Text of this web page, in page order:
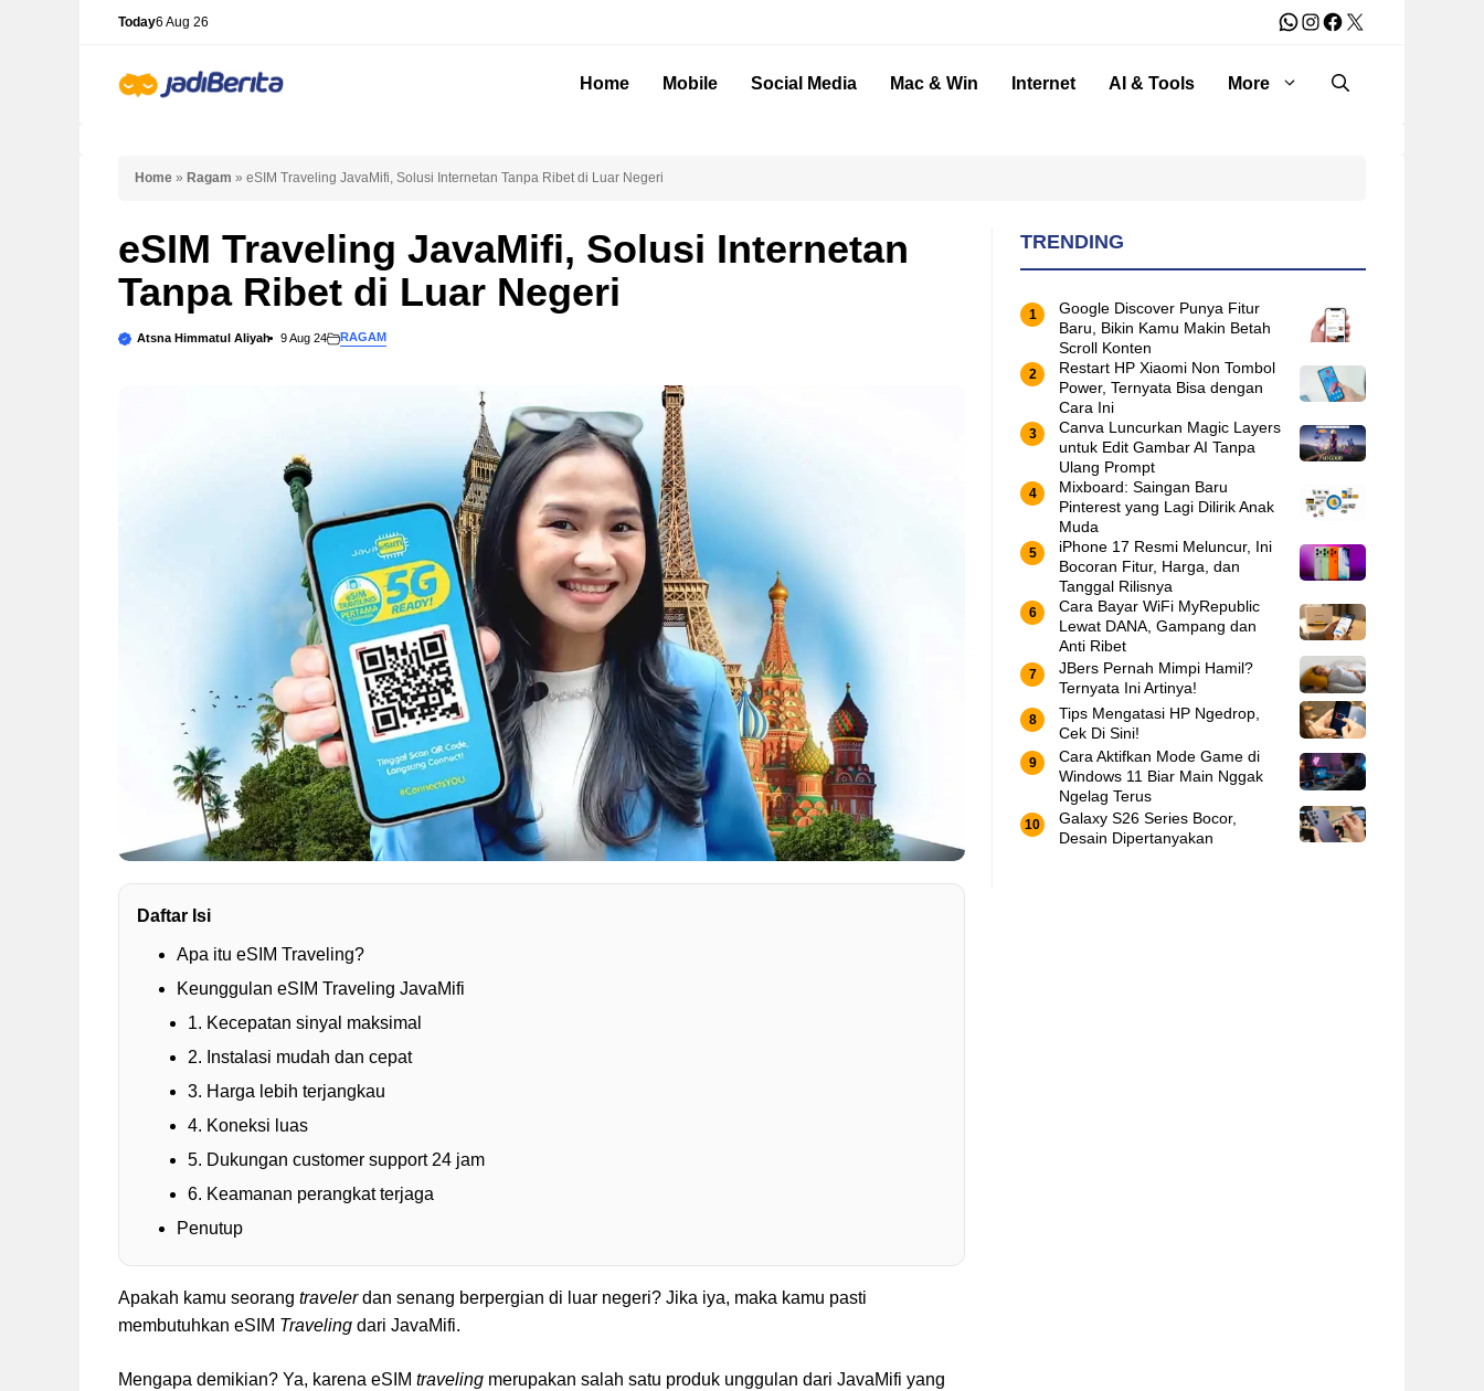
Today6 Aug 26 WhatsApp
Instagram
Facebook
X
Home Mobile Social Media Mac & Win Internet AI & Tools More
Home » Ragam » eSIM Traveling JavaMifi, Solusi Internetan Tanpa Ribet di Luar Negeri
eSIM Traveling JavaMifi, Solusi Internetan
Tanpa Ribet di Luar Negeri
Atsna Himmatul Aliyah 9 Aug 24 RAGAM
Daftar Isi
Apa itu eSIM Traveling?
Keunggulan eSIM Traveling JavaMifi
1. Kecepatan sinyal maksimal
2. Instalasi mudah dan cepat
3. Harga lebih terjangkau
4. Koneksi luas
5. Dukungan customer support 24 jam
6. Keamanan perangkat terjaga
Penutup
Apakah kamu seorang travelerdan senang berpergian di luar negeri? Jika iya, maka kamu pasti
membutuhkan eSIM Traveling dari JavaMifi.
Mengapa demikian? Ya, karena eSIM traveling merupakan salah satu produk unggulan dari JavaMifi yang
TRENDING
Google Discover Punya Fitur
Baru, Bikin Kamu Makin Betah
Scroll Konten
Restart HP Xiaomi Non Tombol
Power, Ternyata Bisa dengan
Cara Ini
Canva Luncurkan Magic Layers
untuk Edit Gambar AI Tanpa
Ulang Prompt
Mixboard: Saingan Baru
Pinterest yang Lagi Dilirik Anak
Muda
iPhone 17 Resmi Meluncur, Ini
Bocoran Fitur, Harga, dan
Tanggal Rilisnya
Cara Bayar WiFi MyRepublic
Lewat DANA, Gampang dan
Anti Ribet
JBers Pernah Mimpi Hamil?
Ternyata Ini Artinya!
Tips Mengatasi HP Ngedrop,
Cek Di Sini!
Cara Aktifkan Mode Game di
Windows 11 Biar Main Nggak
Ngelag Terus
Galaxy S26 Series Bocor,
Desain Dipertanyakan